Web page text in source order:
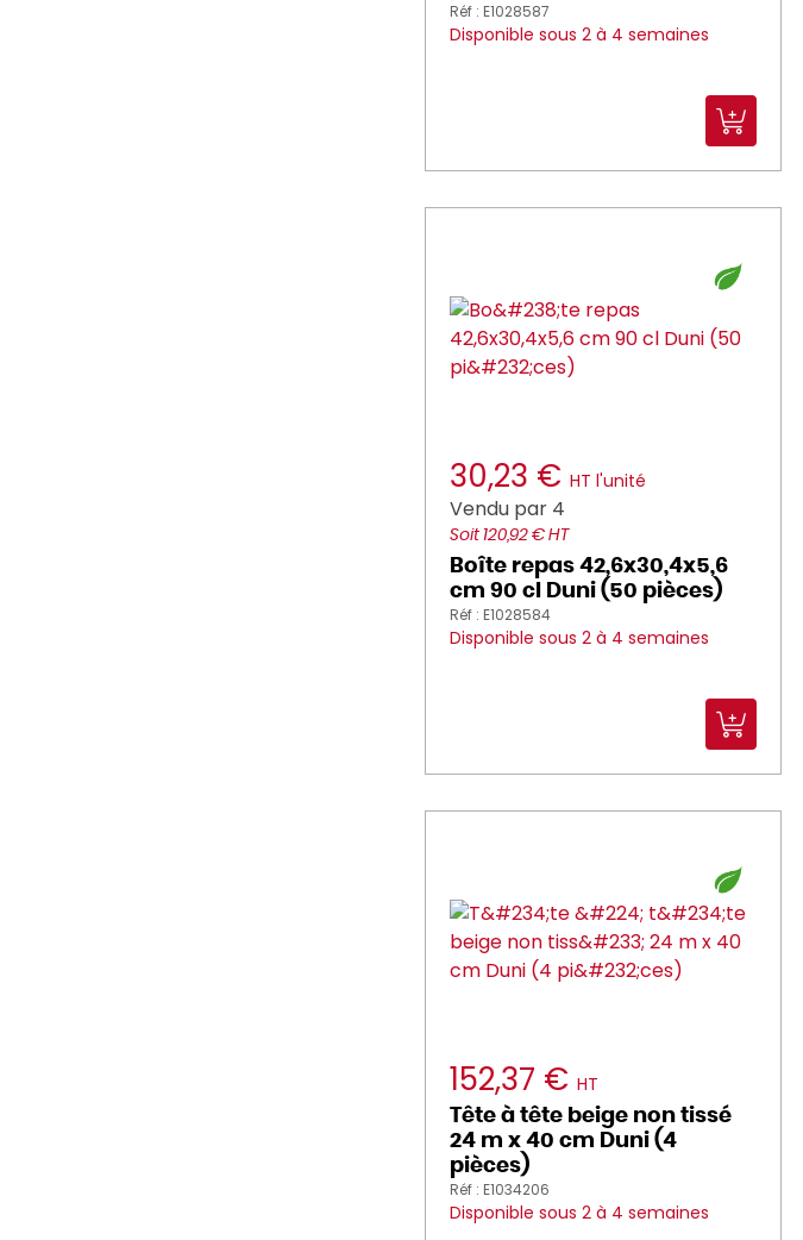
Réf : E1028587
Disponible sous 2 à 4 semaines
30,23 € HT l'unité
Vendu par 4
Soit 120,92 € HT
Boîte repas 42,6x30,4x5,6
cm 90 cl Duni (50 pièces)
Réf : E1028584
Disponible sous 2 à 4 semaines
152,37 € HT
Tête à tête beige non tissé
24 m x 40 cm Duni (4
pièces)
Réf : E1034206
Disponible sous 2 à 4 semaines